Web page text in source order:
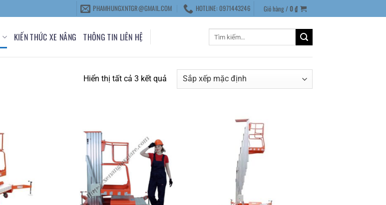
PHAMHUNGXNTGR@GMAIL.COM HOTLINE: 0971443246 Giỏ hàng /0₫
KIẾN THỨC XE NÂNG THÔNG TIN LIÊN HỆ
Hiển thị tất cả 3 kết quả